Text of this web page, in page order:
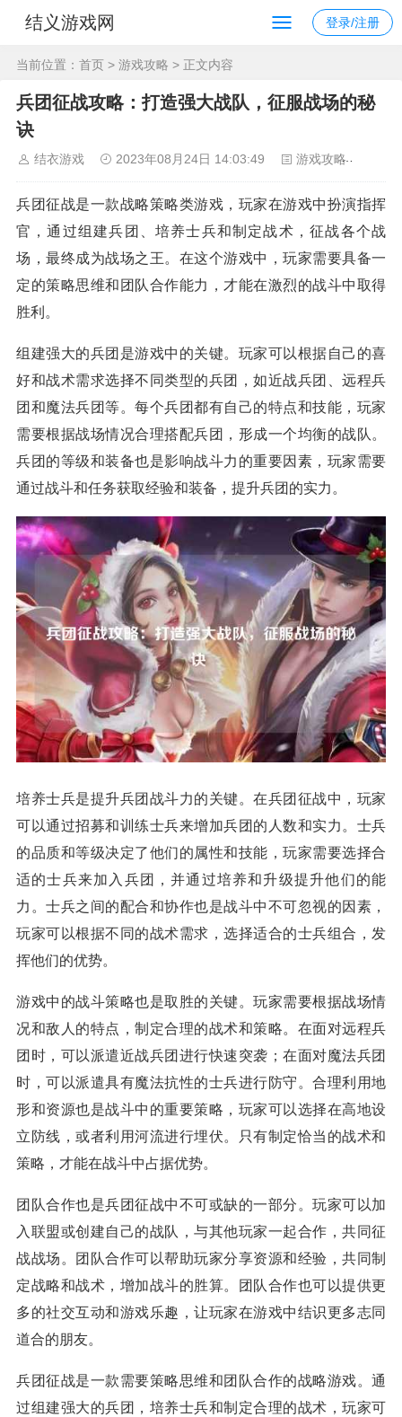
结义游戏网 登录/注册
当前位置： 首页 > 游戏攻略 > 正文内容
兵团征战攻略：打造强大战队，征服战场的秘
诀
结衣游戏 2023年08月24日 14:03:49 游戏攻略
兵团征战是一款战略策略类游戏，玩家在游戏中扮演指挥
官，通过组建兵团、培养士兵和制定战术，征战各个战
场，最终成为战场之王。在这个游戏中，玩家需要具备一
定的策略思维和团队合作能力，才能在激烈的战斗中取得
胜利。
组建强大的兵团是游戏中的关键。玩家可以根据自己的喜
好和战术需求选择不同类型的兵团，如近战兵团、远程兵
团和魔法兵团等。每个兵团都有自己的特点和技能，玩家
需要根据战场情况合理搭配兵团，形成一个均衡的战队。
兵团的等级和装备也是影响战斗力的重要因素，玩家需要
通过战斗和任务获取经验和装备，提升兵团的实力。
培养士兵是提升兵团战斗力的关键。在兵团征战中，玩家
可以通过招募和训练士兵来增加兵团的人数和实力。士兵
的品质和等级决定了他们的属性和技能，玩家需要选择合
适的士兵来加入兵团，并通过培养和升级提升他们的能
力。士兵之间的配合和协作也是战斗中不可忽视的因素，
玩家可以根据不同的战术需求，选择适合的士兵组合，发
挥他们的优势。
游戏中的战斗策略也是取胜的关键。玩家需要根据战场情
况和敌人的特点，制定合理的战术和策略。在面对远程兵
团时，可以派遣近战兵团进行快速突袭；在面对魔法兵团
时，可以派遣具有魔法抗性的士兵进行防守。合理利用地
形和资源也是战斗中的重要策略，玩家可以选择在高地设
立防线，或者利用河流进行埋伏。只有制定恰当的战术和
策略，才能在战斗中占据优势。
团队合作也是兵团征战中不可或缺的一部分。玩家可以加
入联盟或创建自己的战队，与其他玩家一起合作，共同征
战战场。团队合作可以帮助玩家分享资源和经验，共同制
定战略和战术，增加战斗的胜算。团队合作也可以提供更
多的社交互动和游戏乐趣，让玩家在游戏中结识更多志同
道合的朋友。
兵团征战是一款需要策略思维和团队合作的战略游戏。通
过组建强大的兵团，培养士兵和制定合理的战术，玩家可